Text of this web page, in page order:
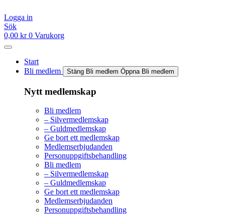
till
innehåll
Logga in
Sök
0,00 kr 0 Varukorg
Start
Bli medlem
Stäng Bli medlem Öppna Bli medlem
Nytt medlemskap
Bli medlem
– Silvermedlemskap
– Guldmedlemskap
Ge bort ett medlemskap
Medlemserbjudanden
Personuppgiftsbehandling
Bli medlem
– Silvermedlemskap
– Guldmedlemskap
Ge bort ett medlemskap
Medlemserbjudanden
Personuppgiftsbehandling